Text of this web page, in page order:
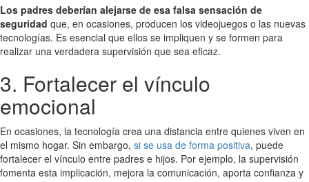
Los padres deberían alejarse de esa falsa sensación de
seguridad que, en ocasiones, producen los videojuegos o las nuevas
tecnologías. Es esencial que ellos se impliquen y se formen para
realizar una verdadera supervisión que sea eficaz.
3. Fortalecer el vínculo
emocional
En ocasiones, la tecnología crea una distancia entre quienes viven en
el mismo hogar. Sin embargo, si se usa de forma positiva, puede
fortalecer el vínculo entre padres e hijos. Por ejemplo, la supervisión
fomenta esta implicación, mejora la comunicación, aporta confianza y